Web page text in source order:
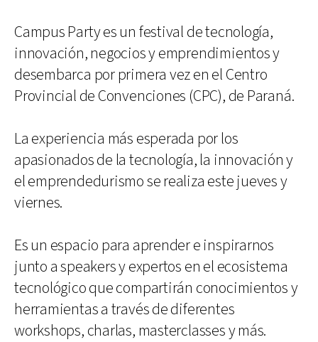
Campus Party es un festival de tecnología,
innovación, negocios y emprendimientos y
desembarca por primera vez en el Centro
Provincial de Convenciones (CPC), de Paraná.
La experiencia más esperada por los
apasionados de la tecnología, la innovación y
el emprendedurismo se realiza este jueves y
viernes.
Es un espacio para aprender e inspirarnos
junto a speakers y expertos en el ecosistema
tecnológico que compartirán conocimientos y
herramientas a través de diferentes
workshops, charlas, masterclasses y más.